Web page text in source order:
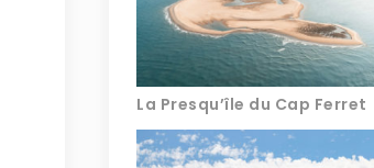
La Presqu’île du Cap Ferret